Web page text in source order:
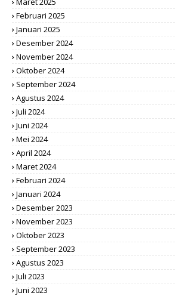
Februari 2025
Januari 2025
Desember 2024
November 2024
Oktober 2024
September 2024
Agustus 2024
Juli 2024
Juni 2024
Mei 2024
April 2024
Maret 2024
Februari 2024
Januari 2024
Desember 2023
November 2023
Oktober 2023
September 2023
Agustus 2023
Juli 2023
Juni 2023